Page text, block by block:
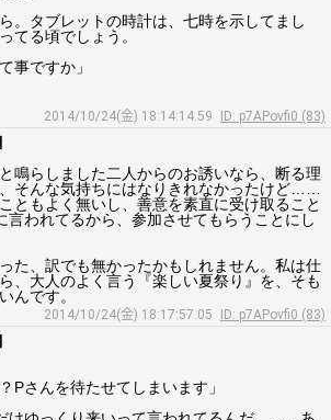
。タブレットの時計は、七時を示してまし
てる頃でしょう。
事ですか」
2014/10/24(金) 18:14:14.59
ID: p7APovfi0 (83)
鳴らしました二人からのお誘いなら、断る理
そんな気持ちにはなりきれなかったけど……
ともよく無いし、善意を素直に受け取ること
言われてるから、参加させてもらうことにし
た、訳でも無かったかもしれません。私は仕
、大人のよく言う『楽しい夏祭り』を、そも
んです。
2014/10/24(金) 18:17:57.05
ID: p7APovfi0 (83)
Pさんを待たせてしまいます」